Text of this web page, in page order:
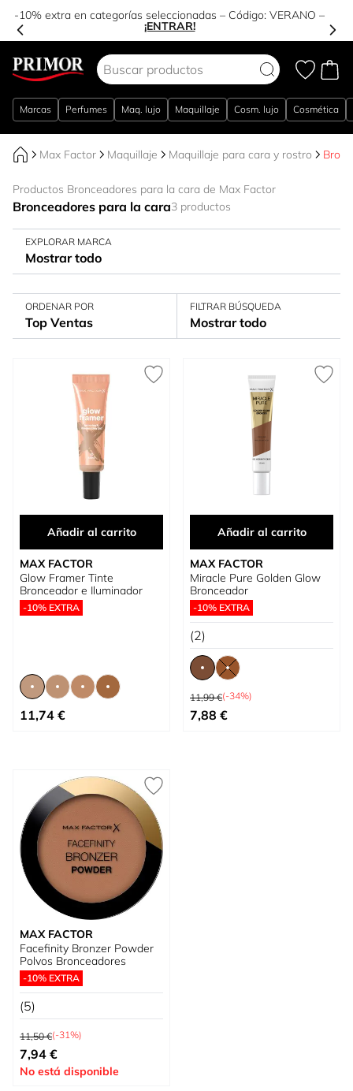
-10% extra en categorías seleccionadas – Código:VERANO–
¡ENTRAR!
Marcas Perfumes Maq. lujo Maquillaje Cosm. lujo Cosmética
Max Factor Maquillaje Maquillaje para cara y rostro
Productos Bronceadores para la cara de Max Factor
Bronceadores para la cara3 productos
EXPLORAR MARCA
Mostrar todo
ORDENAR POR
Top Ventas
FILTRAR BÚSQUEDA
Mostrar todo
Añadir al carrito
MAX FACTOR
Glow Framer Tinte
Bronceador e Iluminador
-10% EXTRA
Tan bajo como
11,74 €
Añadir al carrito
MAX FACTOR
Miracle Pure Golden Glow
Bronceador
-10% EXTRA
(2)
Precio habitual
11,99 €(-34%)
Tan bajo como
7,88 €
MAX FACTOR
Facefinity Bronzer Powder
Polvos Bronceadores
-10% EXTRA
(5)
Precio habitual
11,50 €(-31%)
Precio especial
7,94 €
No está disponible